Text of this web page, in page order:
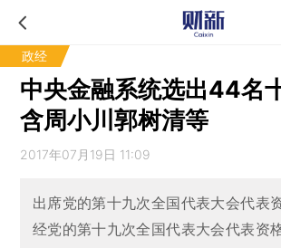
政经
中央金融系统选出44名
含周小川郭树清等
2017年07月19日 11:09
出席党的第十九次全国代表大会代表
经党的第十九次全国代表大会代表资